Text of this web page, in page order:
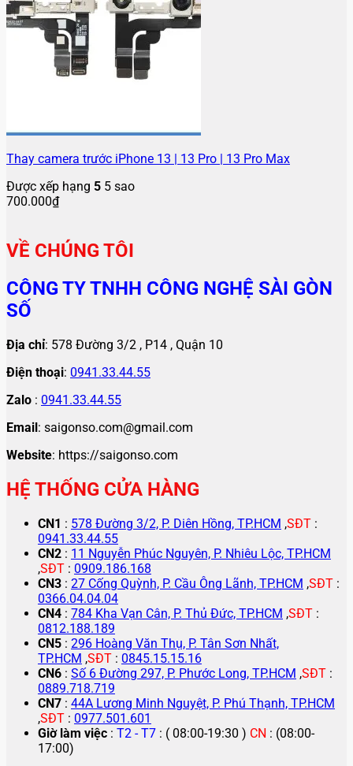
Thay camera trước iPhone 13 | 13 Pro | 13 Pro Max
Được xếp hạng 5 5 sao
700.000₫
VỀ CHÚNG TÔI
CÔNG TY TNHH CÔNG NGHỆ SÀI GÒN
SỐ
Địa chỉ: 578 Đường 3/2 , P14 , Quận 10
Điện thoại: 0941.33.44.55
Zalo : 0941.33.44.55
Email : saigonso.com@gmail.com
Website: https://saigonso.com
HỆ THỐNG CỬA HÀNG
CN1 : 578 Đường 3/2, P. Diên Hồng, TP.HCM ,SĐT :
0941.33.44.55
CN2 : 11 Nguyễn Phúc Nguyên, P. Nhiêu Lộc, TP.HCM
,SĐT : 0909.186.168
CN3 : 27 Cống Quỳnh, P. Cầu Ông Lãnh, TP.HCM ,SĐT :
0366.04.04.04
CN4 : 784 Kha Vạn Cân, P. Thủ Đức, TP.HCM ,SĐT :
0812.188.189
CN5 : 296 Hoàng Văn Thụ, P. Tân Sơn Nhất,
TP.HCM ,SĐT : 0845.15.15.16
CN6 : Số 6 Đường 297, P. Phước Long, TP.HCM ,SĐT :
0889.718.719
CN7 : 44A Lương Minh Nguyệt, P. Phú Thạnh, TP.HCM
,SĐT : 0977.501.601
Giờ làm việc : T2 - T7 : ( 08:00-19:30 ) CN : (08:00-
17:00)